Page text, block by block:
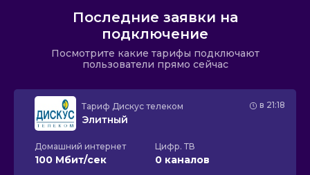
Последние заявки на
подключение
Посмотрите какие тарифы подключают
пользователи прямо сейчас
в 21:18
Тариф Дискус телеком
Элитный
Домашний интернет
100 Мбит/сек
Цифр. ТВ
0 каналов